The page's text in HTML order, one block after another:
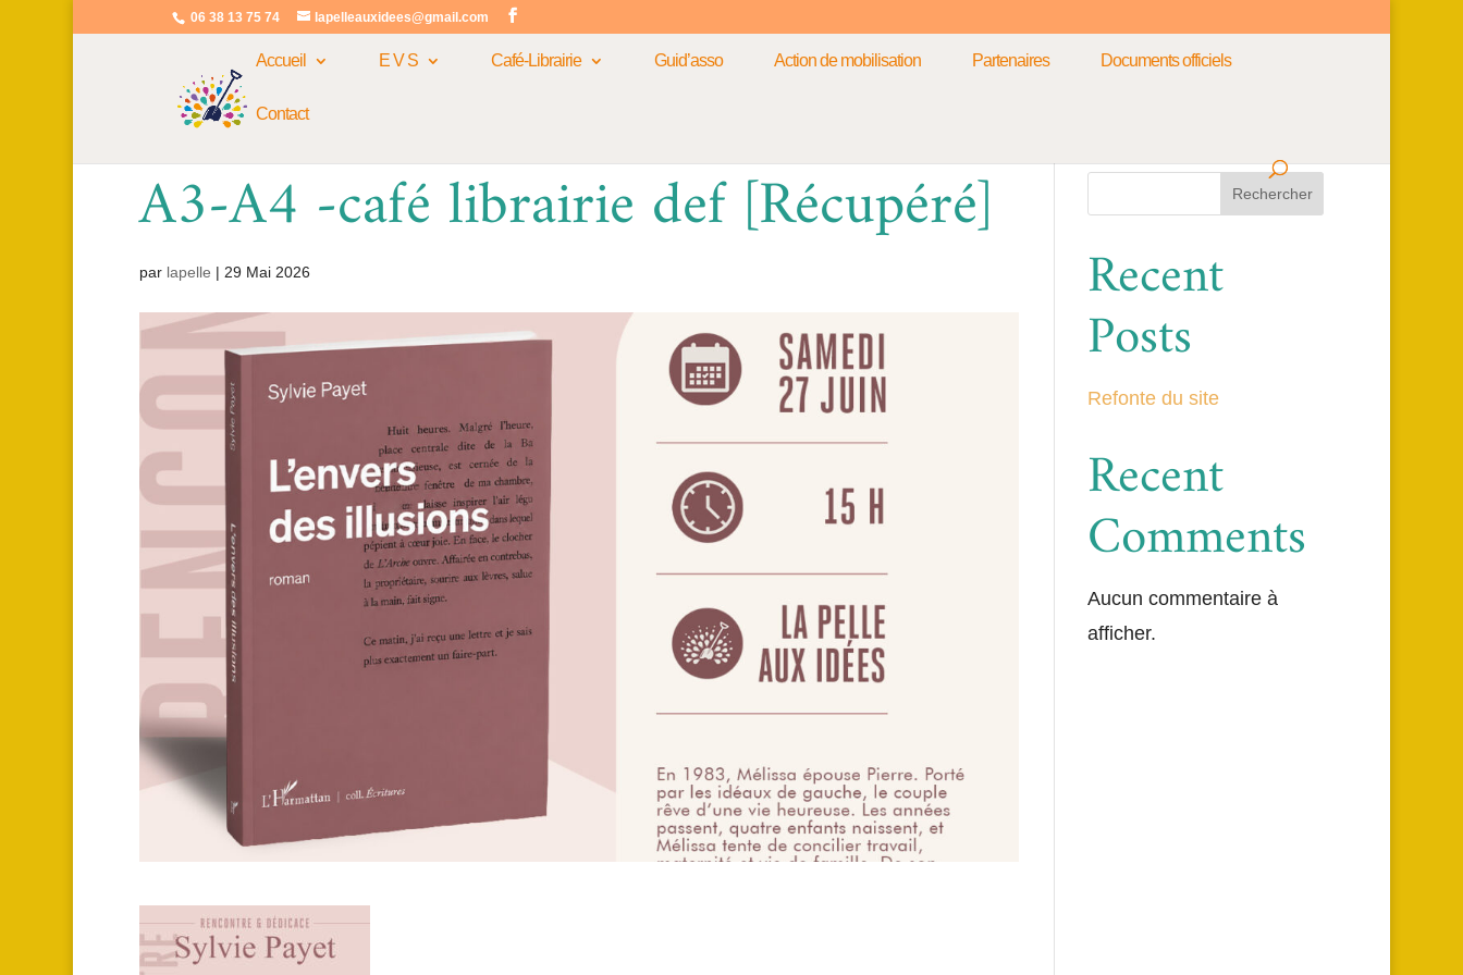
06 38 13 75 74 lapelleauxidees@gmail.com
Accueil E V S Café-Librairie Guid’asso Action de mobilisation Partenaires Documents officiels
Contact
A3-A4 -café librairie def [Récupéré]
par lapelle | 29 Mai 2026
Rechercher
Recent
Posts
Refonte du site
Recent
Comments
Aucun commentaire à
afficher.